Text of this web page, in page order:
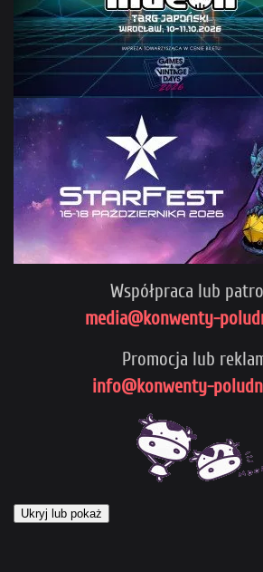
Współpraca lub
media@konwenty-
Promocja lub
info@konwenty-
Ukryj lub pokaż